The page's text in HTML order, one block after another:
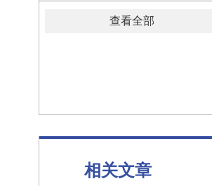
查看全部
相关文章